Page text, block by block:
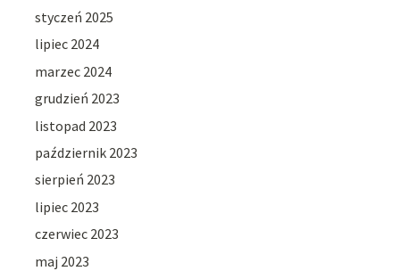
styczeń 2025
lipiec 2024
marzec 2024
grudzień 2023
listopad 2023
październik 2023
sierpień 2023
lipiec 2023
czerwiec 2023
maj 2023